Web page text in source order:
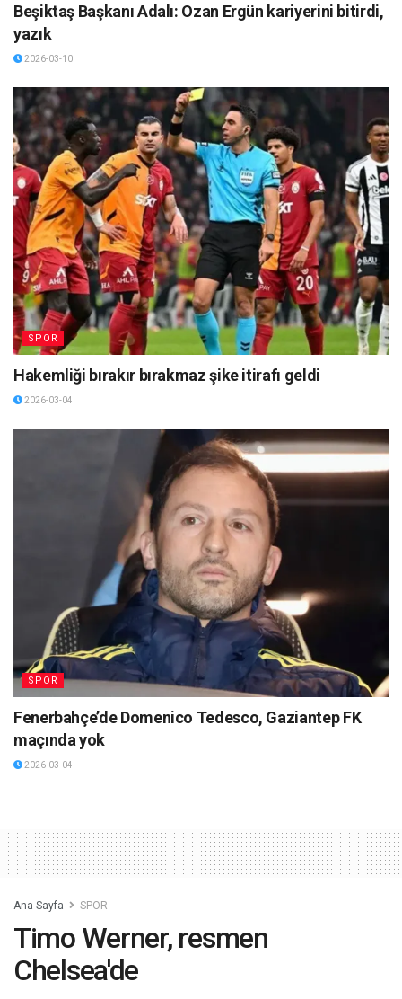
Beşiktaş Başkanı Adalı: Ozan Ergün kariyerini bitirdi,
yazık
2026-03-10
SPOR
Hakemliği bırakır bırakmaz şike itirafı geldi
2026-03-04
SPOR
Fenerbahçe’de Domenico Tedesco, Gaziantep FK
maçında yok
2026-03-04
Ana Sayfa SPOR
Timo Werner, resmen
Chelsea'de